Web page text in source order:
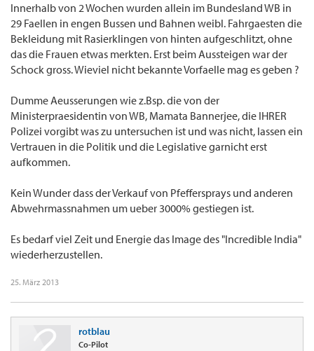
Innerhalb von 2 Wochen wurden allein im Bundesland WB in
29 Faellen in engen Bussen und Bahnen weibl. Fahrgaesten die
Bekleidung mit Rasierklingen von hinten aufgeschlitzt, ohne
das die Frauen etwas merkten. Erst beim Aussteigen war der
Schock gross. Wieviel nicht bekannte Vorfaelle mag es geben ?
Dumme Aeusserungen wie z.Bsp. die von der
Ministerpraesidentin von WB, Mamata Bannerjee, die IHRER
Polizei vorgibt was zu untersuchen ist und was nicht, lassen ein
Vertrauen in die Politik und die Legislative garnicht erst
aufkommen.
Kein Wunder dass der Verkauf von Pfeffersprays und anderen
Abwehrmassnahmen um ueber 3000% gestiegen ist.
Es bedarf viel Zeit und Energie das Image des "Incredible India"
wiederherzustellen.
25. März 2013
rotblau
Co-Pilot